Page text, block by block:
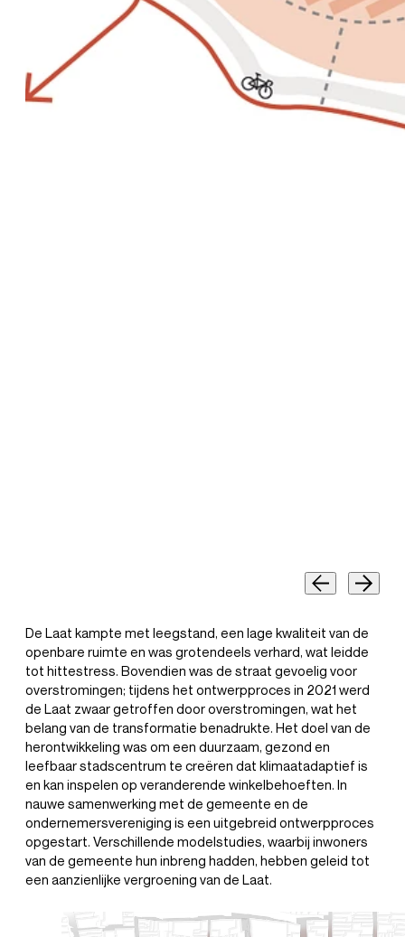
De Laat kampte met leegstand, een lage kwaliteit van de
openbare ruimte en was grotendeels verhard, wat leidde
tot hittestress. Bovendien was de straat gevoelig voor
overstromingen; tijdens het ontwerpproces in 2021 werd
de Laat zwaar getroffen door overstromingen, wat het
belang van de transformatie benadrukte. Het doel van de
herontwikkeling was om een duurzaam, gezond en
leefbaar stadscentrum te creëren dat klimaatadaptief is
en kan inspelen op veranderende winkelbehoeften. In
nauwe samenwerking met de gemeente en de
ondernemersvereniging is een uitgebreid ontwerpproces
opgestart. Verschillende modelstudies, waarbij inwoners
van de gemeente hun inbreng hadden, hebben geleid tot
een aanzienlijke vergroening van de Laat.